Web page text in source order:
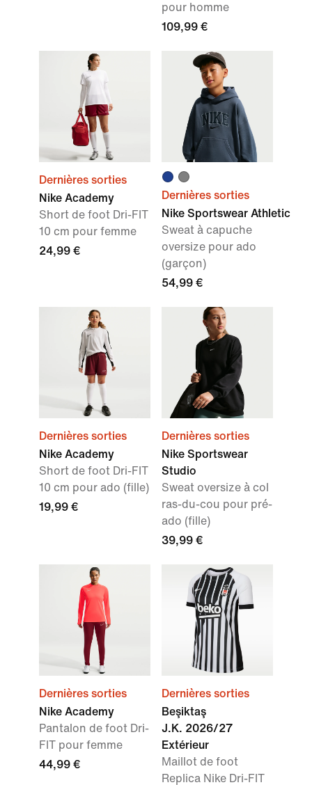
pour homme
109,99 €
Dernières sorties
Nike Academy
Short de foot Dri-FIT
10 cm pour femme
24,99 €
Dernières sorties
Nike Sportswear Athletic
Sweat à capuche
oversize pour ado
(garçon)
54,99 €
Dernières sorties
Nike Academy
Short de foot Dri-FIT
10 cm pour ado (fille)
19,99 €
Dernières sorties
Nike Sportswear
Studio
Sweat oversize à col
ras-du-cou pour pré-
ado (fille)
39,99 €
Dernières sorties
Nike Academy
Pantalon de foot Dri-
FIT pour femme
44,99 €
Dernières sorties
Beşiktaş
J.K. 2026/27
Extérieur
Maillot de foot
Replica Nike Dri-FIT